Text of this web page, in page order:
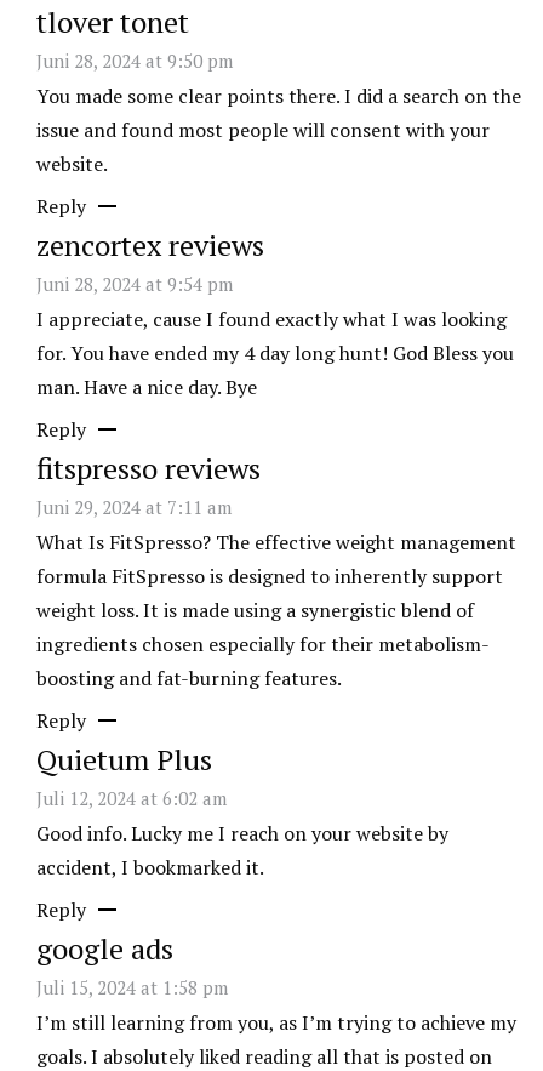
tlover tonet
Juni 28, 2024 at 9:50 pm
You made some clear points there. I did a search on the
issue and found most people will consent with your
website.
Reply
zencortex reviews
Juni 28, 2024 at 9:54 pm
I appreciate, cause I found exactly what I was looking
for. You have ended my 4 day long hunt! God Bless you
man. Have a nice day. Bye
Reply
fitspresso reviews
Juni 29, 2024 at 7:11 am
What Is FitSpresso? The effective weight management
formula FitSpresso is designed to inherently support
weight loss. It is made using a synergistic blend of
ingredients chosen especially for their metabolism-
boosting and fat-burning features.
Reply
Quietum Plus
Juli 12, 2024 at 6:02 am
Good info. Lucky me I reach on your website by
accident, I bookmarked it.
Reply
google ads
Juli 15, 2024 at 1:58 pm
I’m still learning from you, as I’m trying to achieve my
goals. I absolutely liked reading all that is posted on